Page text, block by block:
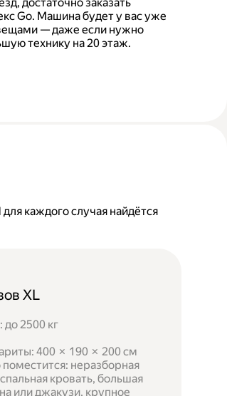
Go. Машина будет у вас уже
— даже если нужно
технику на 20 этаж.
каждого случая найдётся
XL
до 2500 кг
400 × 190 × 200 см
поместится: неразборная
кровать, большая
или джакузи, крупное